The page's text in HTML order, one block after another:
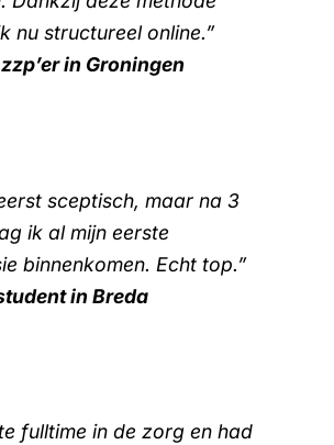
nu structureel online.”
in Groningen
sceptisch, maar na 3
ik al mijn eerste
binnenkomen. Echt top.”
in Breda
fulltime in de zorg en had